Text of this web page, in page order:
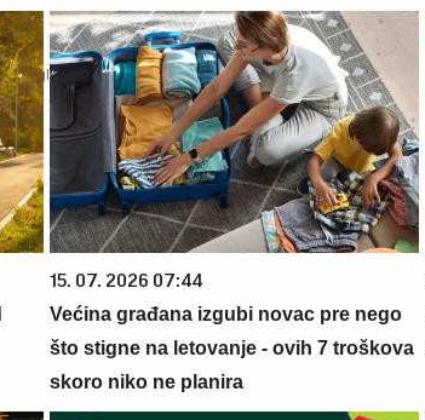
15. 07. 2026 07:44
Većina građana izgubi novac pre nego
što stigne na letovanje - ovih 7 troškova
skoro niko ne planira